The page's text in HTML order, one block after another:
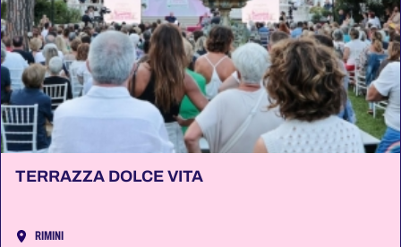
TERRAZZA DOLCE VITA
RIMINI